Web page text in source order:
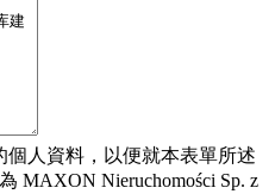
人資料，以便就本表單所述
MAXON Nieruchomości Sp. z